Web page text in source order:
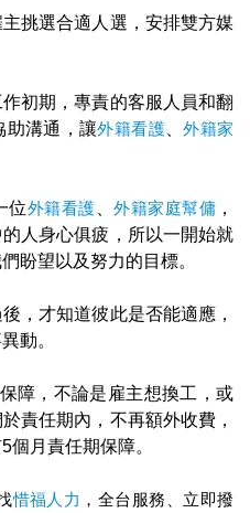
挑選合適人選，安排雙方媒
初期，專責的客服人員和翻
助溝通，讓外籍看護、外籍家
位外籍看護 、外籍家庭幫傭 ，
人身心俱疲，所以一開始就
盼望以及努力的目標。
，才知道彼此是否能適應，
動。
障，不論是雇主想換工，或
責任期內，不再額外收費，
個月責任期保障。
惜福人力 ，全台服務、立即撥